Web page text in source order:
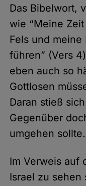
Das Bibelwort,
wie “Meine
Fels und
führen” (Vers
eben auch so
Gottlosen
Daran stieß
Gegenüber
umgehen sollte.
Im Verweis auf
Israel zu sehen